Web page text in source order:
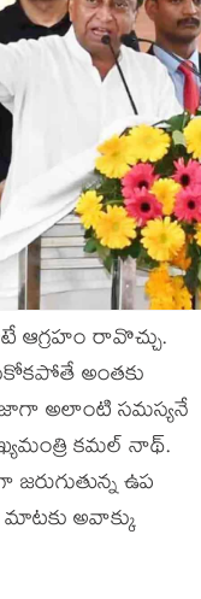
ఆగ్రహం రావొచ్చు.
అంతకు
అలాంటి సమస్యనే
కమల్ నాథ్.
ఉప
అవాక్కు